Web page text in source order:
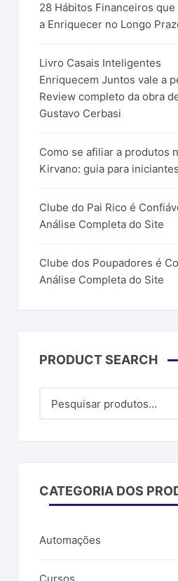
28 Hábitos Financeiros que
a Enriquecer no Longo
Livro Casais Inteligentes
Enriquecem Juntos vale a
Review completo da obra
Gustavo Cerbasi
Como se afiliar a produtos
Kirvano: guia para iniciantes
Clube do Pai Rico é
Análise Completa do Site
Clube dos Poupadores é
Análise Completa do Site
PRODUCT SEARCH
CATEGORIA DOS
Automações